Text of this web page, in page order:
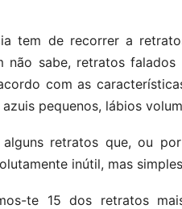
tem de recorrer a
não sabe, retratos
com as
pequenos, lábios
retratos que, ou
inútil, mas
te 15 dos retratos